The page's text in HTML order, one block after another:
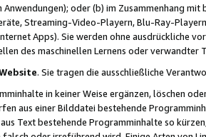
Anwendungen); oder (b) im Zusammenhang
Streaming-Video-Playern, Blu-Ray-
Apps). Sie werden ohne ausdrückliche
des maschinellen Lernens oder
. Sie tragen die ausschließliche
in keiner Weise ergänzen, löschen
aus einer Bilddatei bestehende
Text bestehende Programminhalte so